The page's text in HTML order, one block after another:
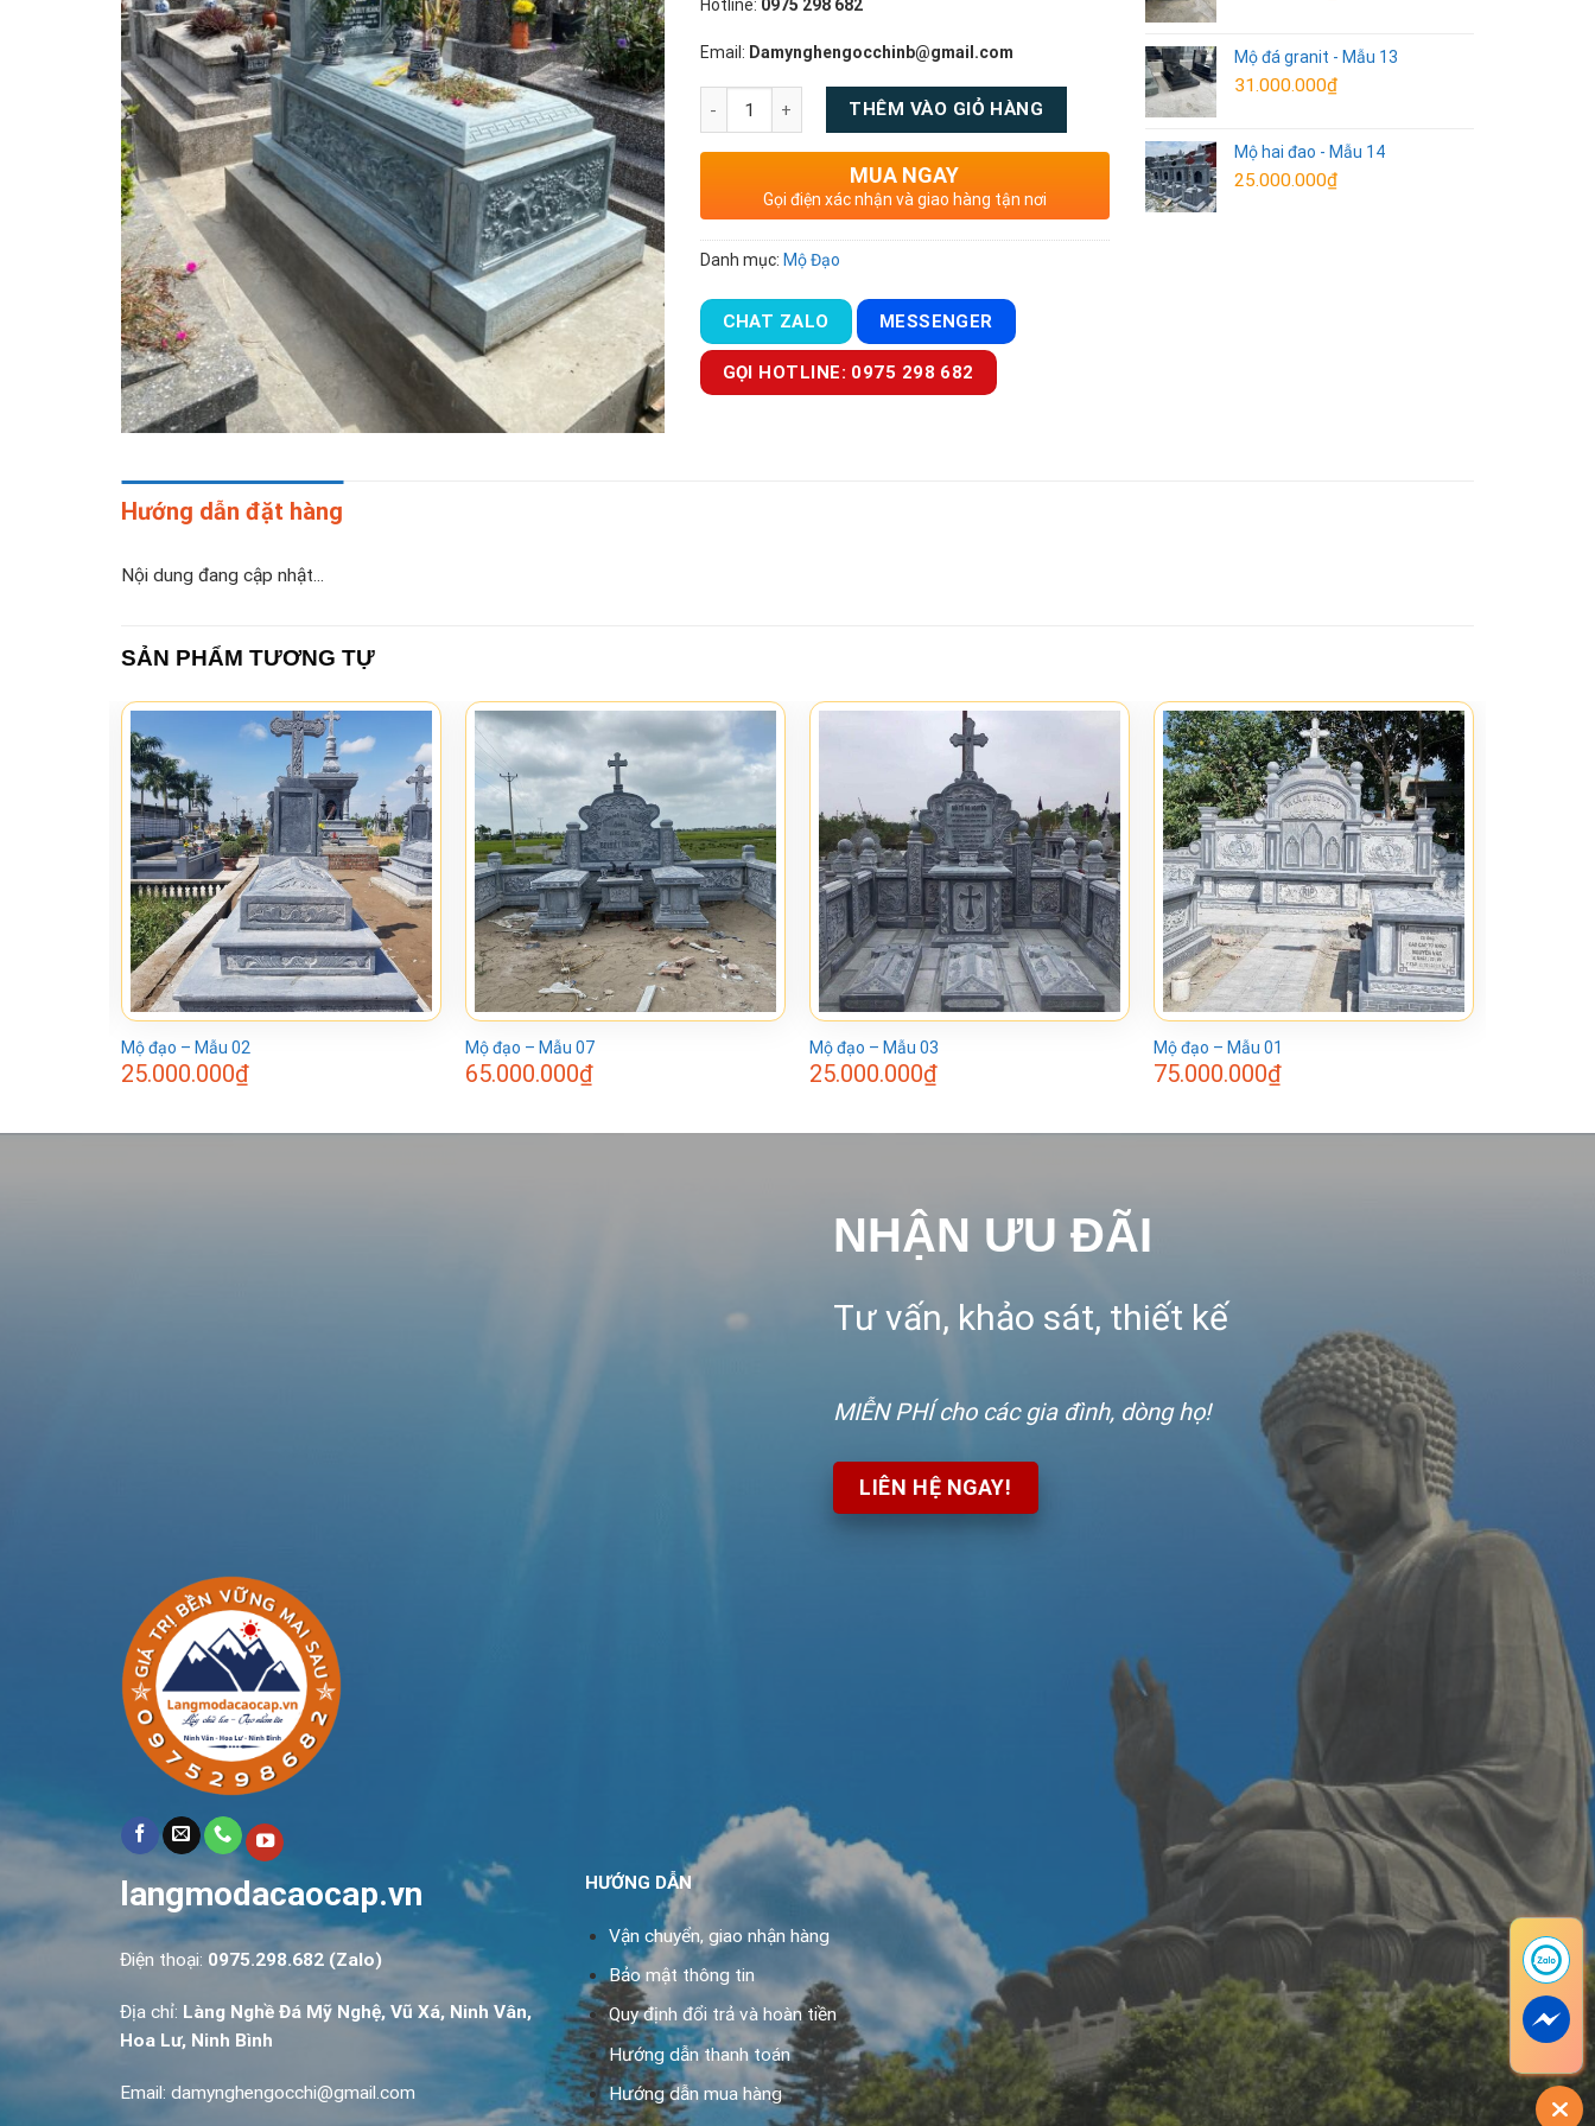
Hotline: 0975 298 682
Email: Damynghengocchinb@gmail.com
THÊM VÀO GIỎ HÀNG
MUA NGAY
Gọi điện xác nhận và giao hàng tận nơi
Danh mục: Mộ Đạo
CHAT ZALO MESSENGER
GỌI HOTLINE: 0975 298 682
Mộ đá granit - Mẫu 13
31.000.000₫
Mộ hai đao - Mẫu 14
25.000.000₫
Hướng dẫn đặt hàng
Nội dung đang cập nhật...
SẢN PHẨM TƯƠNG TỰ
Mộ đạo – Mẫu 02
25.000.000₫
Mộ đạo – Mẫu 07
65.000.000₫
Mộ đạo – Mẫu 03
25.000.000₫
Mộ đạo – Mẫu 01
75.000.000₫
NHẬN ƯU ĐÃI
Tư vấn, khảo sát, thiết kế
MIỄN PHÍ cho các gia đình, dòng họ!
LIÊN HỆ NGAY!
langmodacaocap.vn
Điện thoại: 0975.298.682 (Zalo)
Địa chỉ: Làng Nghề Đá Mỹ Nghệ, Vũ Xá, Ninh Vân,
Hoa Lư, Ninh Bình
Email: damynghengocchi@gmail.com
HƯỚNG DẪN
Vận chuyển, giao nhận hàng
Bảo mật thông tin
Quy định đổi trả và hoàn tiền
Hướng dẫn thanh toán
Hướng dẫn mua hàng